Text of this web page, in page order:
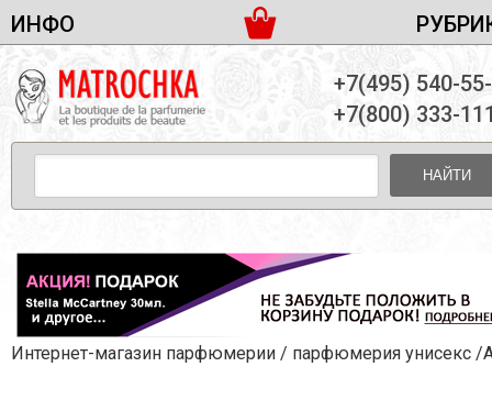
ИНФО
ДОСТАВКА И ОПЛАТА
ПАРТНЕРСТВО
КОНТАКТЫ
ЖЕНСКАЯ ПАРФЮМЕРИЯ
МУЖСКАЯ ПАРФЮМЕРИЯ
УНИСЕКС ПАРФЮМЕРИЯ
ЖЕНСКИЕ НАБОРЫ
МУЖСКИЕ НАБОРЫ
УНИСЕКС НАБОРЫ
УХОД ЗА ЛИЦОМ
УХОД ЗА ТЕЛОМ
+7(495) 540-
+7(800) 333-
НАЙТИ
Интернет-магазин парфюмерии / парфюмерия унисекс /Alex